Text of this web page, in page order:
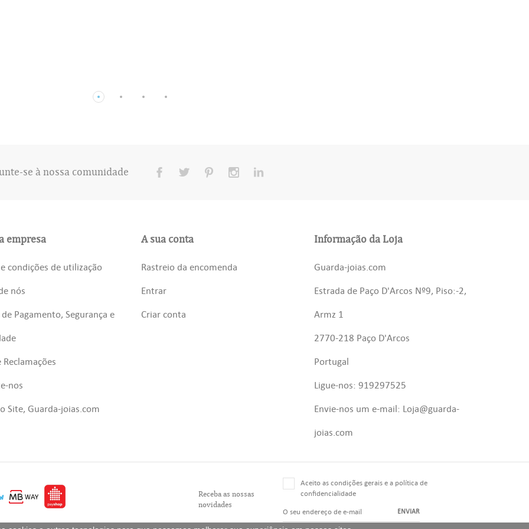
se à nossa comunidade
empresa
condições de utilização
nós
Pagamento, Segurança e
Reclamações
nos
Site, Guarda-joias.com
A sua conta
Rastreio da encomenda
Entrar
Criar conta
Informação da Loja
Guarda-joias.com
Estrada de Paço D'Arcos Nº9, Piso:-2,
Armz 1
2770-218 Paço D'Arcos
Portugal
Ligue-nos: 919297525
Envie-nos um e-mail: Loja@guarda-
joias.com
Receba as nossas
novidades
Aceito as condições gerais e a política de
confidencialidade
ENVIAR